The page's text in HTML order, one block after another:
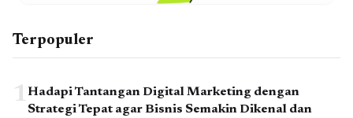
Terpopuler
1Hadapi Tantangan Digital Marketing dengan
Strategi Tepat agar Bisnis Semakin Dikenal dan